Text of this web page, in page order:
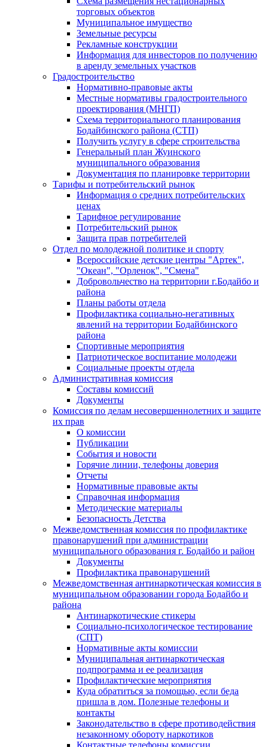
торговых объектов
Муниципальное имущество
Земельные ресурсы
Рекламные конструкции
Информация для инвесторов по получению
в аренду земельных участков
Градостроительство
Нормативно-правовые акты
Местные нормативы градостроительного
проектирования (МНГП)
Схема территориального планирования
Бодайбинского района (СТП)
Получить услугу в сфере строительства
Генеральный план Жуинского
муниципального образования
Документация по планировке территории
Тарифы и потребительский рынок
Информация о средних потребительских
ценах
Тарифное регулирование
Потребительский рынок
Защита прав потребителей
Отдел по молодежной политике и спорту
Всероссийские детские центры "Артек",
"Океан", "Орленок", "Смена"
Добровольчество на территории г.Бодайбо и
района
Планы работы отдела
Профилактика социально-негативных
явлений на территории Бодайбинского
района
Спортивные мероприятия
Патриотическое воспитание молодежи
Социальные проекты отдела
Административная комиссия
Составы комиссий
Документы
Комиссия по делам несовершеннолетних и защите
их прав
О комиссии
Публикации
События и новости
Горячие линии, телефоны доверия
Отчеты
Нормативные правовые акты
Справочная информация
Методические материалы
Безопасность Детства
Межведомственная комиссия по профилактике
правонарушений при администрации
муниципального образования г. Бодайбо и район
Документы
Профилактика правонарушений
Межведомственная антинаркотическая комиссия в
муниципальном образовании города Бодайбо и
района
Антинаркотические стикеры
Социально-психологическое тестирование
(СПТ)
Нормативные акты комиссии
Муниципальная антинаркотическая
подпрограмма и ее реализация
Профилактические мероприятия
Куда обратиться за помощью, если беда
пришла в дом. Полезные телефоны и
контакты
Законодательство в сфере противодействия
незаконному обороту наркотиков
Контактные телефоны комиссии